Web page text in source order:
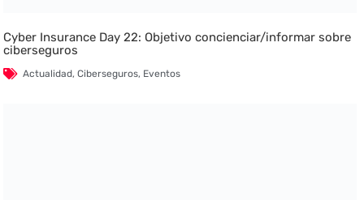
Cyber Insurance Day 22: Objetivo concienciar/informar sobre
ciberseguros
Actualidad,Ciberseguros, Eventos